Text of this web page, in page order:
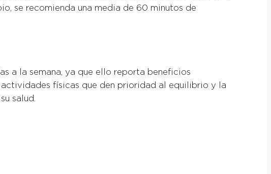
se recomienda una media de 60 minutos de
a la semana, ya que ello reporta beneficios
físicas que den prioridad al equilibrio y la
salud.